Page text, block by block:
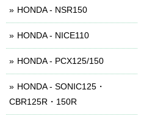
HONDA - NSR150
HONDA - NICE110
HONDA - PCX125/150
HONDA - SONIC125・
CBR125R・150R